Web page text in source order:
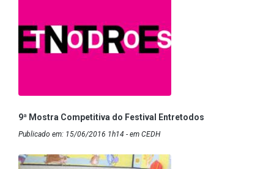
9ª Mostra Competitiva do Festival Entretodos
Publicado em: 15/06/2016 1h14 - em CEDH